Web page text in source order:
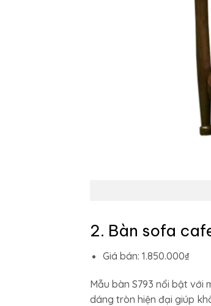
2. Bàn sofa
Giá bán: 1.850.000₫
Mẫu bàn S793 nổi bật với
dáng tròn hiện đại giúp